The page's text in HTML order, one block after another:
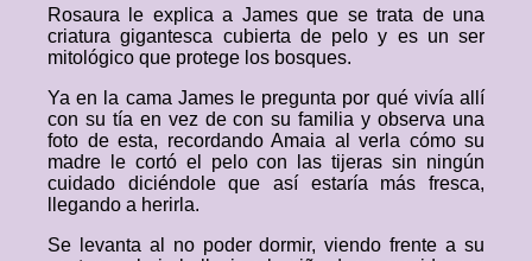
Rosaura le explica a James que se trata de una
criatura gigantesca cubierta de pelo y es un ser
mitológico que protege los bosques.
Ya en la cama James le pregunta por qué vivía allí
con su tía en vez de con su familia y observa una
foto de esta, recordando Amaia al verla cómo su
madre le cortó el pelo con las tijeras sin ningún
cuidado diciéndole que así estaría más fresca,
llegando a herirla.
Se levanta al no poder dormir, viendo frente a su